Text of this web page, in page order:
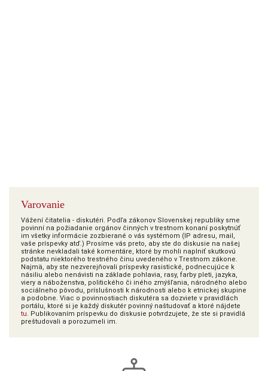
Varovanie
Vážení čitatelia - diskutéri. Podľa zákonov Slovenskej republiky sme
povinní na požiadanie orgánov činných v trestnom konaní poskytnúť
im všetky informácie zozbierané o vás systémom (IP adresu, mail,
vaše príspevky atď.) Prosíme vás preto, aby ste do diskusie na našej
stránke nevkladali také komentáre, ktoré by mohli naplniť skutkovú
podstatu niektorého trestného činu uvedeného v Trestnom zákone.
Najmä, aby ste nezverejňovali príspevky rasistické, podnecujúce k
násiliu alebo nenávisti na základe pohlavia, rasy, farby pleti, jazyka,
viery a náboženstva, politického či iného zmýšľania, národného alebo
sociálneho pôvodu, príslušnosti k národnosti alebo k etnickej skupine
a podobne. Viac o povinnostiach diskutéra sa dozviete v pravidlách
portálu, ktoré si je každý diskutér povinný naštudovať a ktoré nájdete
tu. Publikovaním príspevku do diskusie potvrdzujete, že ste si pravidlá
preštudovali a porozumeli im.